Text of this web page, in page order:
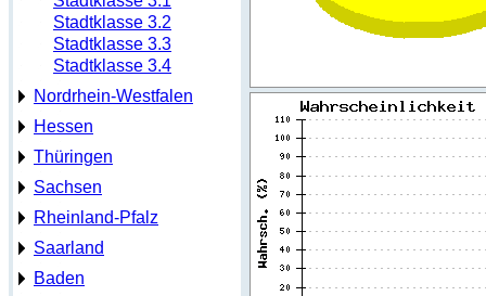
Stadtklasse 3.2
Stadtklasse 3.3
Stadtklasse 3.4
Nordrhein-Westfalen
Hessen
Thüringen
Sachsen
Rheinland-Pfalz
Saarland
Baden